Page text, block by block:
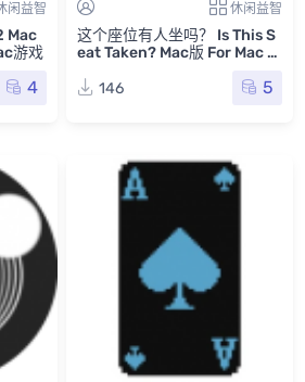
闲益智
Mac
游戏
4
休闲益智
这个座位有人坐吗？ Is This S
eat Taken? Mac版 For Mac 单
146
5